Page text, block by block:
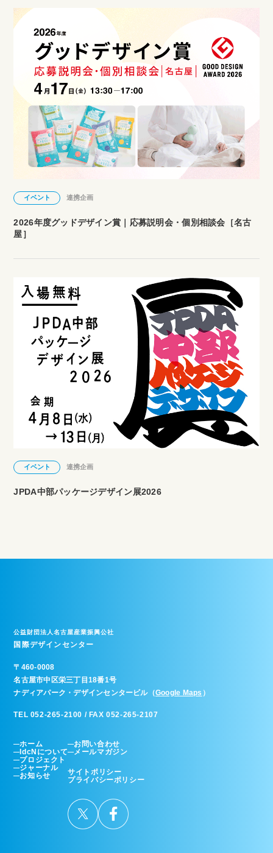
イベント 連携企画
2026年度グッドデザイン賞｜応募説明会・個別相談会［名古
屋］
イベント 連携企画
JPDA中部パッケージデザイン展2026
公益財団法人名古屋産業振興公社
国際デザインセンター
〒 460-0008
名古屋市中区栄三丁目18番1号
ナディアパーク・デザインセンタービル（Google Maps ）
TEL 052-265-2100 / FAX 052-265-2107
ホーム
IdcNについて
プロジェクト
ジャーナル
お知らせ
お問い合わせ
メールマガジン
サイトポリシー
プライバシーポリシー